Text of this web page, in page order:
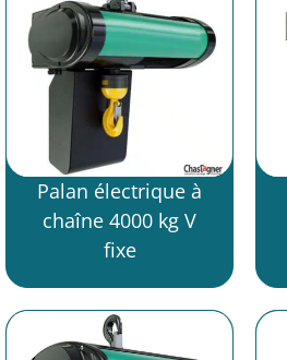
Palan électrique à
chaîne 4000 kg V
fixe